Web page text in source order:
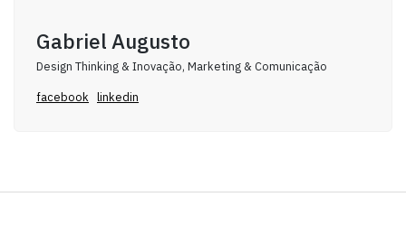
Gabriel Augusto
Design Thinking & Inovação, Marketing & Comunicação
facebook linkedin